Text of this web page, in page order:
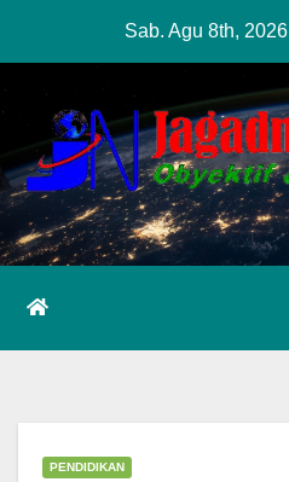
content
Sab. Agu 8th, 2026
PENDIDIKAN